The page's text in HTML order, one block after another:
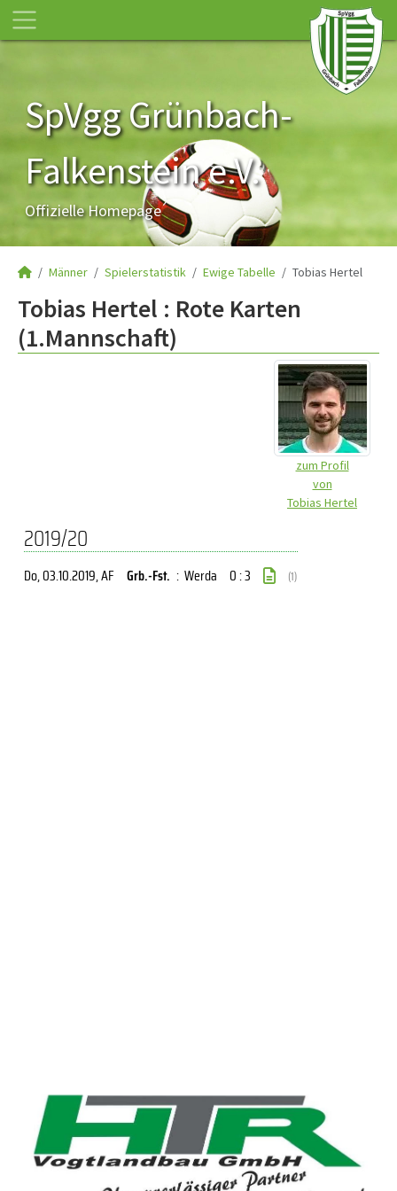
SpVgg Grünbach-
Falkenstein e.V.
Offizielle Homepage
Männer Spielerstatistik Ewige Tabelle Tobias Hertel
Tobias Hertel : Rote Karten
(1.Mannschaft)
zum Profil
von
Tobias Hertel
2019/20
Do, 03.10.2019, AF Grb.-Fst. : Werda 0 : 3 (1)